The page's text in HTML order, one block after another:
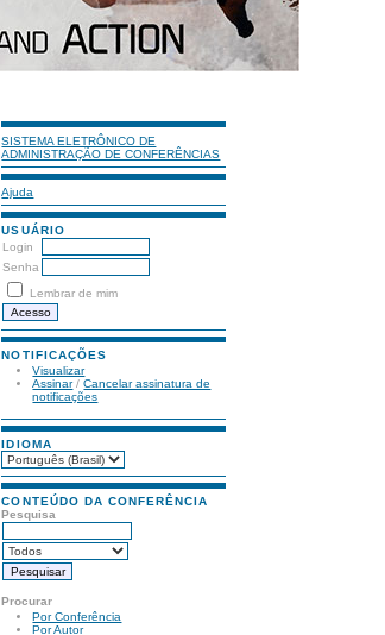
SISTEMA ELETRÔNICO DE
ADMINISTRAÇÃO DE CONFERÊNCIAS
Ajuda
USUÁRIO
Login
Senha
Lembrar de mim
NOTIFICAÇÕES
Visualizar
Assinar/Cancelar assinatura de
notificações
IDIOMA
CONTEÚDO DA CONFERÊNCIA
Pesquisa
Procurar
Por Conferência
Por Autor